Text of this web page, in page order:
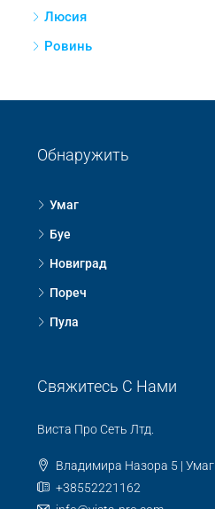
Люсия
Ровинь
Обнаружить
Умаг
Буе
Новиград
Пореч
Пула
Свяжитесь С Нами
Виста Про Сеть Лтд.
Владимира Назора 5 | Умаг
+38552221162